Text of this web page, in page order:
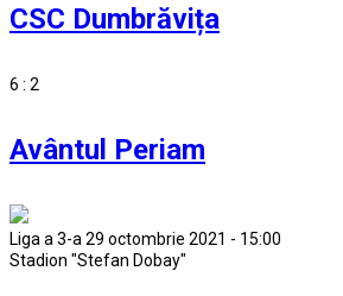
CSC Dumbrăvița
6 : 2
Avântul Periam
Liga a 3-a 29 octombrie 2021 - 15:00
Stadion "Stefan Dobay"